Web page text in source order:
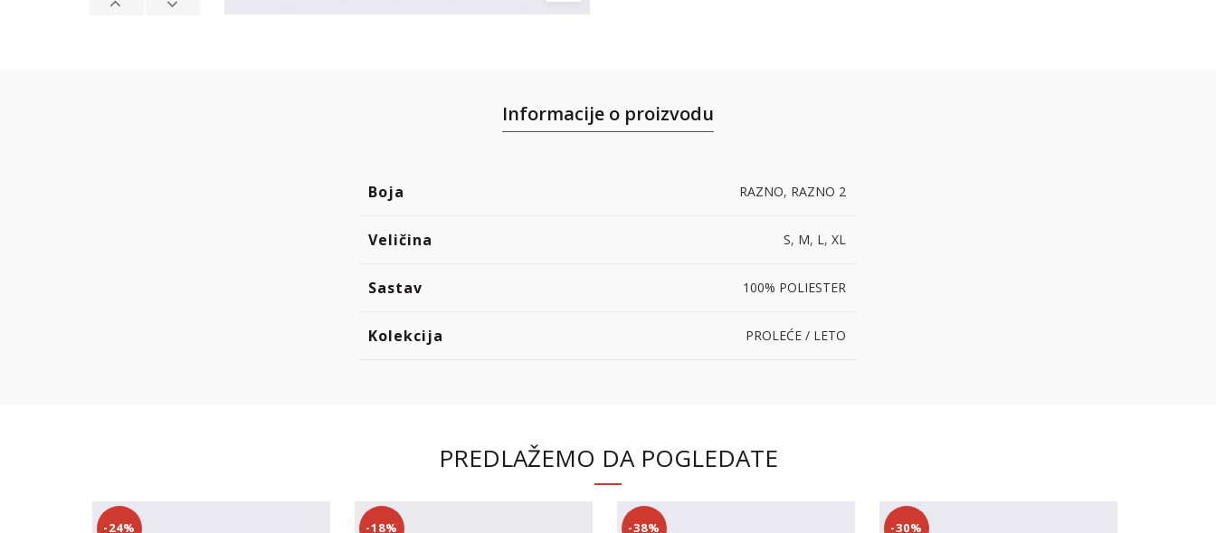
Informacije o proizvodu
Boja RAZNO, RAZNO 2
Veličina S, M, L , XL
Sastav 100% POLIESTER
Kolekcija PROLEĆE / LETO
PREDLAŽEMO DA POGLEDATE
-24% -18% -38% -30%